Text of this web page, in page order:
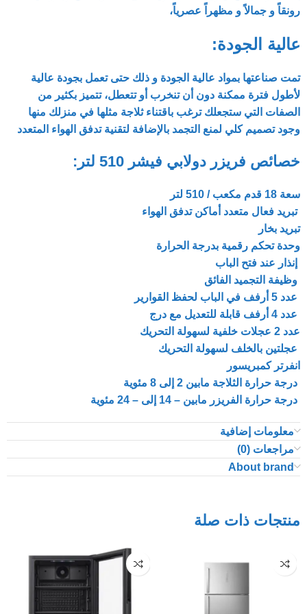
رونقاً و جمالاً و مظهراً عصرياً،
عالية الجودة:
تمت صناعتها بمواد عالية الجودة و ذلك حتى تعمل بجودة عالية
لأطول فترة ممكنة دون أن تنخرب أو تتعطل، تتميز بكثير من
الصفات التي ستجعلك ترغب باقتناء ثلاجة مثلها في منزلك منها
وجود تصميم كلي لمنع التجمد بالإضافة لتقنية تدفق الهواء المتعدد
خصائص فريزر دولابي فيشر 510 لتر:
سعة 18 قدم مكعب / 510 لتر
تبريد فعال متعدد أماكن تدفق الهواء
تبريد بخار
وحدة تحكم رقمية بدرجة الحرارة
إنذار عند فتح الباب
وظيفة التجميد الفائق
عدد 5 أرفف في الباب لحفظ القوارير
عدد 4 أرفف قابلة للتعديل مع درج
عدد 2 عجلات خلفية لسهولة التحريك
عجلتين بالخلف لسهولة التحريك
انفرتر كمبريسور
درجة حرارة الثلاجة مابين 2 إلى 8 مئوية
درجة حرارة الفريزر مابين – 14 إلى – 24 مئوية
معلومات إضافية
مراجعات (0)
About brand
منتجات ذات صلة